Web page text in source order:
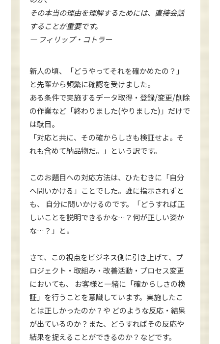
その本当の理由を理解するためには、直接会話
することが重要です。
― フィリップ・コトラー
新人の頃、「どうやってそれを確かめたの？」
と先輩から頻繁に確認を受けました。
ある条件で実施するデータ取得・登録/変更/削除
の作業など「終わりました(やりました)」だけで
は駄目。
「対応と共に、その確からしさも検証せよ。そ
れも含めて納品物だ。」という訳です。
このお題目への対応方法は、ひたむきに「自分
へ問いかける」ことでした。誰に指示されずと
も、 自分に問いかけるのです。「どうすれば正
しいことを説明できるかな…？何が正しい姿か
な…？」と。
さて、この視点をビジネス側に引き上げて、プ
ロジェクト・取組み・改善活動・プロセス変更
においても、 お客様と一緒に「確からしさの検
証」を行うことを意識しています。実施したこ
とは正しかったのか？や どのような反応・結果
が出ているのか？また、どうすればその反応や
結果を捉えることができるのか？などです。